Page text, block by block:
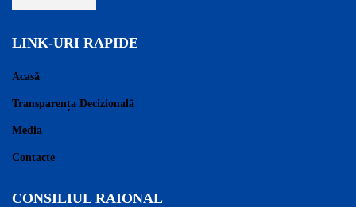
LINK-URI RAPIDE
Acasă
Transparența Decizională
Media
Contacte
CONSILIUL RAIONAL